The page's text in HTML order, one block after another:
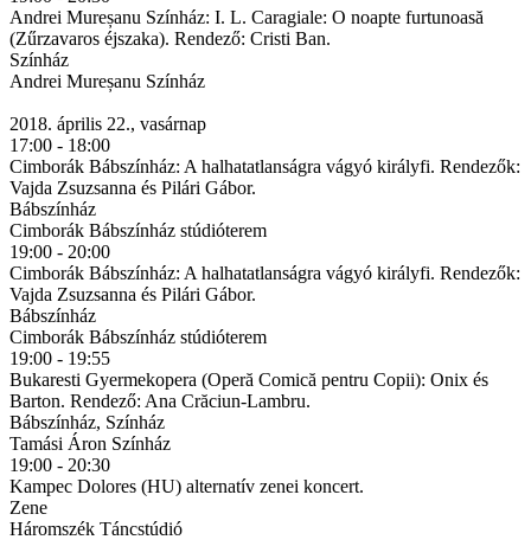
Andrei Mureșanu Színház: I. L. Caragiale: O noapte furtunoasă
(Zűrzavaros éjszaka). Rendező: Cristi Ban.
Színház
Andrei Mureșanu Színház
2018. április 22., vasárnap
17:00 - 18:00
Cimborák Bábszínház: A halhatatlanságra vágyó királyfi. Rendezők:
Vajda Zsuzsanna és Pilári Gábor.
Bábszínház
Cimborák Bábszínház stúdióterem
19:00 - 20:00
Cimborák Bábszínház: A halhatatlanságra vágyó királyfi. Rendezők:
Vajda Zsuzsanna és Pilári Gábor.
Bábszínház
Cimborák Bábszínház stúdióterem
19:00 - 19:55
Bukaresti Gyermekopera (Operă Comică pentru Copii): Onix és
Barton. Rendező: Ana Crăciun-Lambru.
Bábszínház, Színház
Tamási Áron Színház
19:00 - 20:30
Kampec Dolores (HU) alternatív zenei koncert.
Zene
Háromszék Táncstúdió